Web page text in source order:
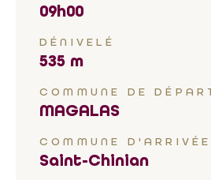
09h00
DÉNIVELÉ
535 m
COMMUNE DE
MAGALAS
COMMUNE D'ARRIVÉE
Saint-Chinian